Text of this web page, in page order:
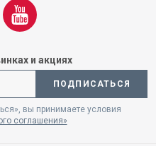
и акциях
ПОДПИСАТЬСЯ
вы принимаете условия
соглашения»